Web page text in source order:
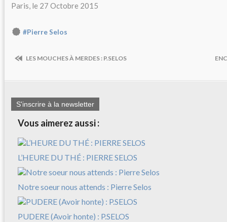
Paris, le 27 Octobre 2015
#Pierre Selos
LES MOUCHES À MERDES : P.SELOS
S'inscrire à la newsletter
Vous aimerez aussi :
L’HEURE DU THÉ : PIERRE SELOS
Notre soeur nous attends : Pierre Selos
PUDERE (Avoir honte) : P.SELOS